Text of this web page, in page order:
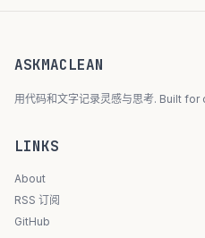
ASKMACLEAN
用代码和文字记录灵感与思考. Built
LINKS
About
RSS 订阅
GitHub